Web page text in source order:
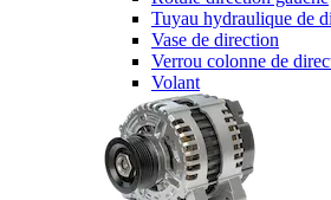
Tuyau hydraulique de
Vase de direction
Verrou colonne de
Volant